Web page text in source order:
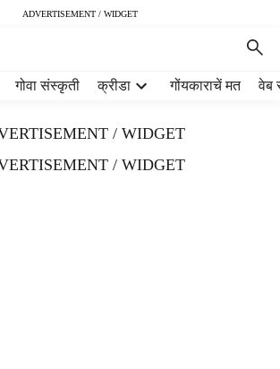
ADVERTISEMENT / WIDGET
गोवा संस्कृती क्रीडा गोंयकाराचें मत वेब
/ WIDGET
/ WIDGET